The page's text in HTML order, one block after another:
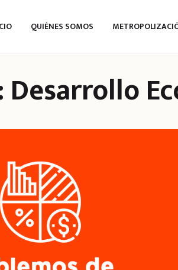
QUIÉNES SOMOS
Desarrollo